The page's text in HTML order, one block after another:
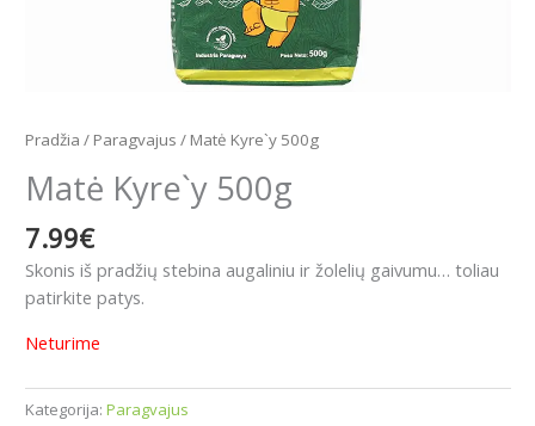
Pradžia / Paragvajus / Matė Kyre`y 500g
Matė Kyre`y 500g
7.99€
Skonis iš pradžių stebina augaliniu ir žolelių gaivumu… toliau
patirkite patys.
Neturime
Kategorija: Paragvajus